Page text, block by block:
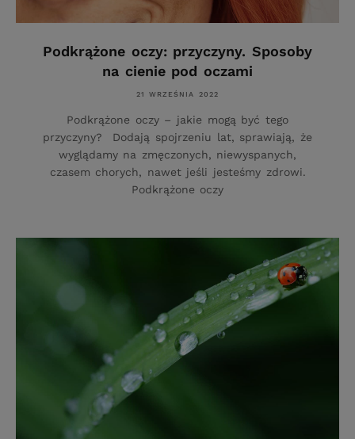
Podkrążone oczy: przyczyny. Sposoby
na cienie pod oczami
21 WRZEŚNIA 2022
Podkrążone oczy – jakie mogą być tego
przyczyny? Dodają spojrzeniu lat, sprawiają, że
wyglądamy na zmęczonych, niewyspanych,
czasem chorych, nawet jeśli jesteśmy zdrowi.
Podkrążone oczy